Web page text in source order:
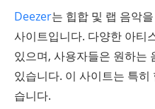
Deezer는 힙합 및 랩 음악
사이트입니다. 다양한 아티
있으며, 사용자들은 원하는
있습니다. 이 사이트는 특
습니다.